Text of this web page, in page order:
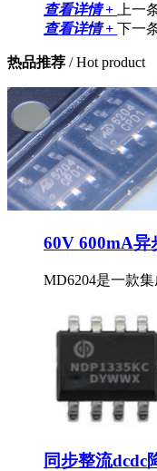
查看详情 + 上一
查看详情 + 下一
热品推荐 / Hot product
60V 600mA异
MD6204是一款
同步整流